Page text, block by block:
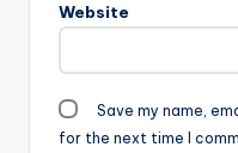
Website
Save my name,
for the next time I